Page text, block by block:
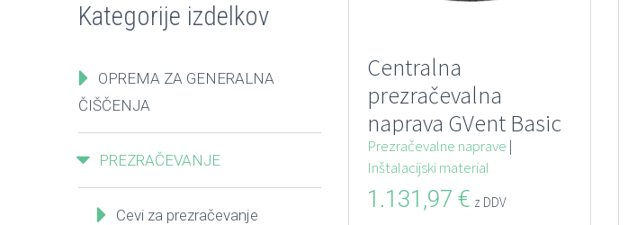
Centralna
prezračevalna
naprava GVent Basic
– do 200 m2
Prezračevalne naprave |
Inštalacijski material
1.131,97 € z DDV
Kategorije izdelkov
OPREMA ZA GENERALNA
ČIŠČENJA
PREZRAČEVANJE
Cevi za prezračevanje